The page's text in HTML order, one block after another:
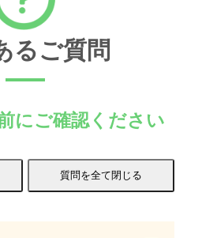
るご質問
にご確認ください